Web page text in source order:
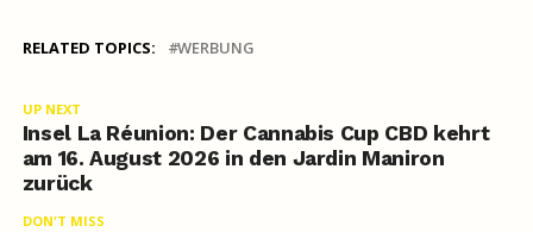
RELATED TOPICS: WERBUNG
UP NEXT
Insel La Réunion: Der Cannabis Cup CBD kehrt
am 16. August 2026 in den Jardin Maniron
zurück
DON'T MISS